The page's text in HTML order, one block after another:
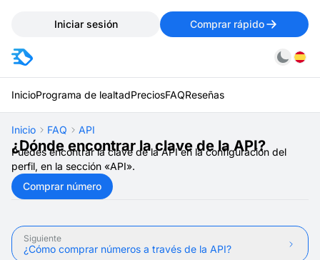
Iniciar sesión Comprar rápido
InicioPrograma de lealtadPreciosFAQReseñas
Inicio FAQ API
¿Dónde encontrar la clave de la API?
Puedes encontrar la clave de la API en la configuración del
perfil, en la sección «API».
Comprar número
Siguiente
¿Cómo comprar números a través de la API?